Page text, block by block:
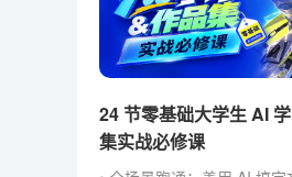
24 节零基础大学生 AI
集实战必修课